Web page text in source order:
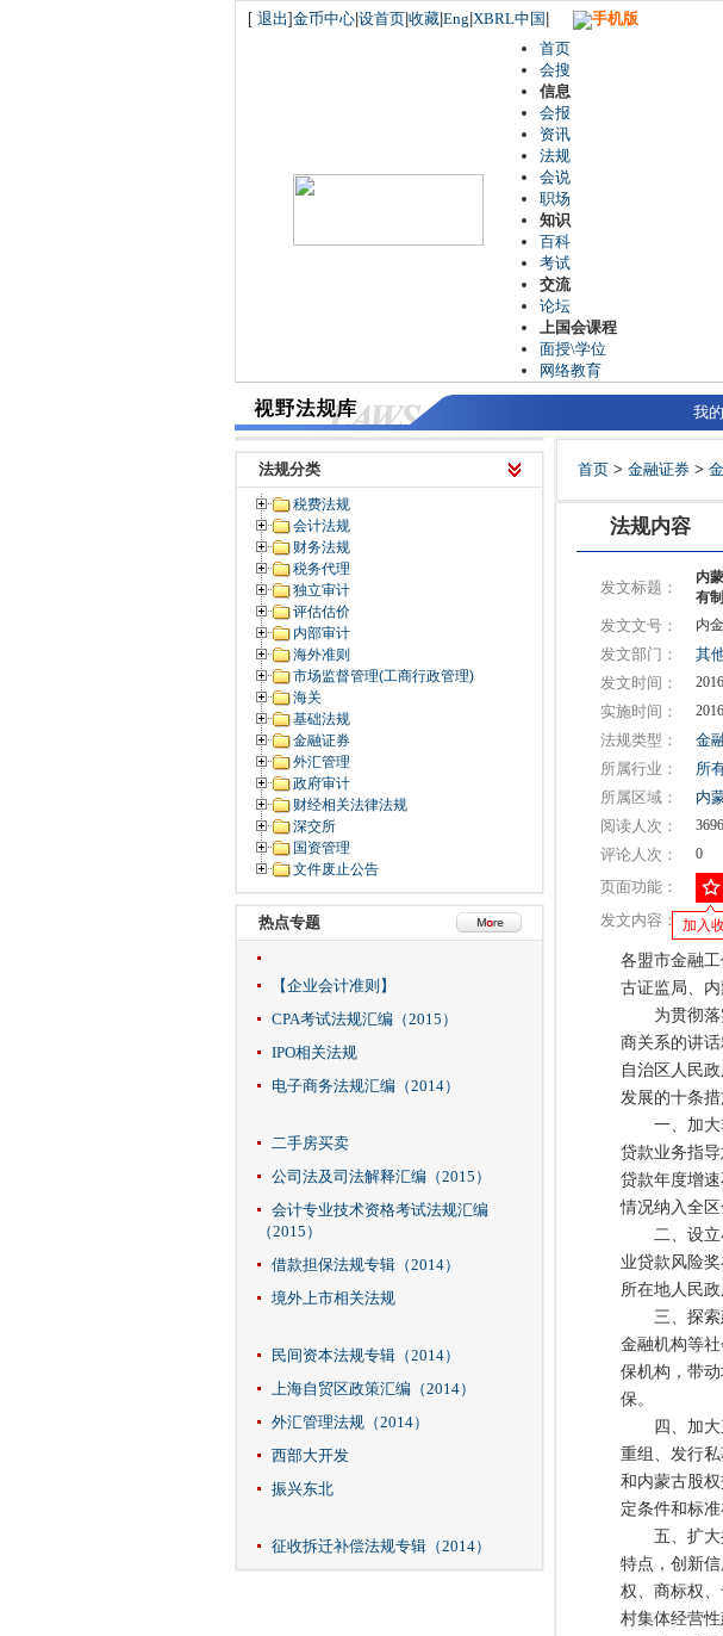
[ 退出]金币中心 设首页 收藏 Eng XBRL中国
手机版
首页
会搜
信息
会报
资讯
法规
会说
职场
知识
百科
考试
交流
论坛
上国会课程
面授\学位
网络教育
我
法规分类
税费法规
会计法规
财务法规
税务代理
独立审计
评估估价
内部审计
海外准则
市场监督管理(工商行政管理)
海关
基础法规
金融证券
外汇管理
政府审计
财经相关法律法规
深交所
国资管理
文件废止公告
热点专题
【企业会计准则】
CPA考试法规汇编（2015）
IPO相关法规
电子商务法规汇编（2014）
二手房买卖
公司法及司法解释汇编（2015）
会计专业技术资格考试法规汇编
（2015）
借款担保法规专辑（2014）
境外上市相关法规
民间资本法规专辑（2014）
上海自贸区政策汇编（2014）
外汇管理法规（2014）
西部大开发
振兴东北
征收拆迁补偿法规专辑（2014）
首页 > 金融证券 >
法规内容
发文标题：
内
有
发文文号： 内
发文部门：
其
发文时间：
实施时间：
法规类型：
金
所属行业：
所
所属区域：
内
阅读人次：
3696
评论人次： 0
页面功能：
加入
发文内容：
各盟市金融
古证监局、
为贯彻落实
商关系的讲
自治区人民
发展的十条措
一、加大非
贷款业务指
贷款年度增
情况纳入全区
二、设立小
业贷款风险
所在地人民政
三、探索建
金融机构等
保机构，带
保。
四、加大直
重组、发行
和内蒙古股
定条件和标准
五、扩大担
特点，创新
权、商标权
村集体经营